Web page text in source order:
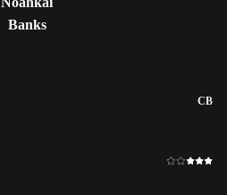
Banks
CB